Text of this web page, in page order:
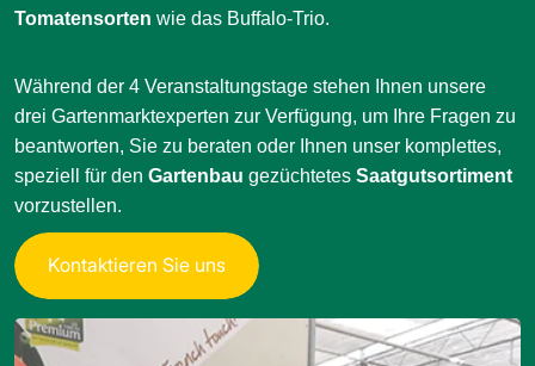
Tomatensorten wie das Buffalo-Trio.
Während der 4 Veranstaltungstage stehen Ihnen unsere
drei Gartenmarktexperten zur Verfügung, um Ihre Fragen zu
beantworten, Sie zu beraten oder Ihnen unser komplettes,
speziell für den Gartenbau gezüchtetes Saatgutsortiment
vorzustellen.
Kontaktieren Sie uns